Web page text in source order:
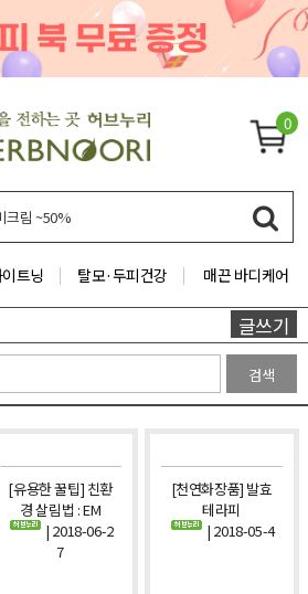
0
트닝 탈모·두피건강 매끈 바디케어
글쓰기
검색
[유용한 꿀팁] 친환
경 살림법 : EM
| 2018-06-2
7
[천연화장품] 발효
테라피
| 2018-05-4